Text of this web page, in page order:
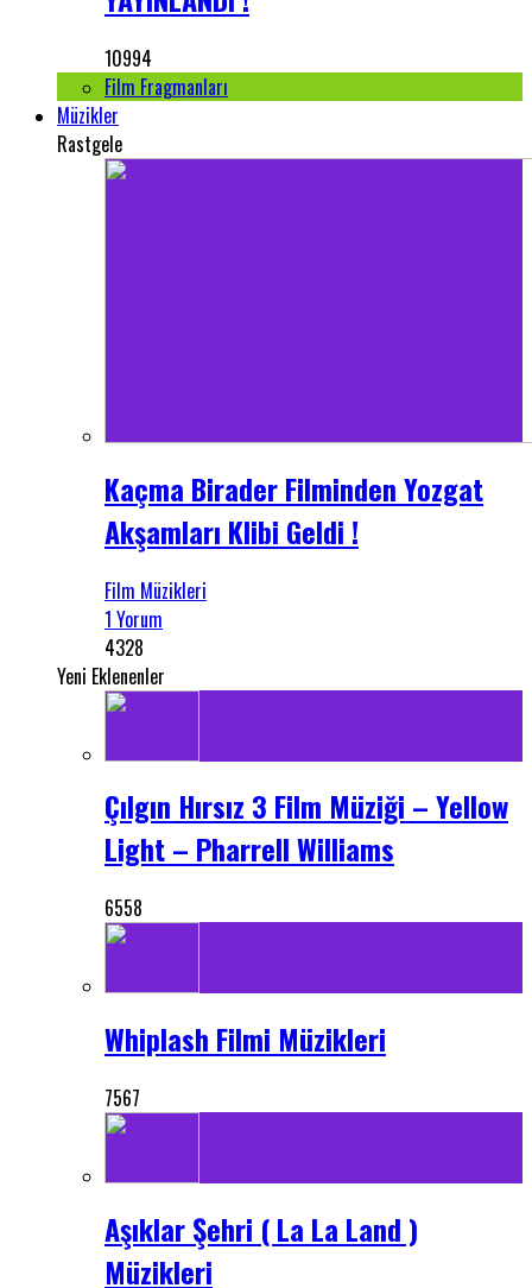
10994
Film Fragmanları
Müzikler
Rastgele
Kaçma Birader Filminden Yozgat
Akşamları Klibi Geldi !
Film Müzikleri
1 Yorum
4328
Yeni Eklenenler
Çılgın Hırsız 3 Film Müziği – Yellow
Light – Pharrell Williams
6558
Whiplash Filmi Müzikleri
7567
Aşıklar Şehri ( La La Land )
Müzikleri